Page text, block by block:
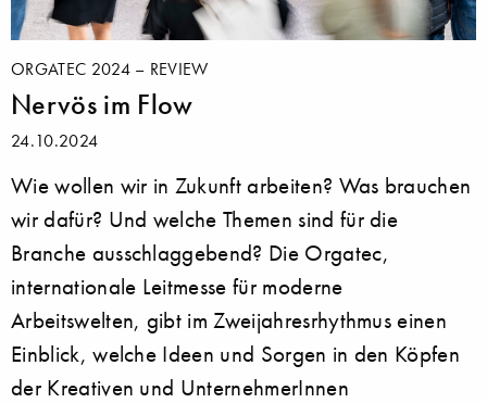
ORGATEC 2024 – REVIEW
Nervös im Flow
24.10.2024
Wie wollen wir in Zukunft arbeiten? Was brauchen
wir dafür? Und welche Themen sind für die
Branche ausschlaggebend? Die Orgatec,
internationale Leitmesse für moderne
Arbeitswelten, gibt im Zweijahresrhythmus einen
Einblick, welche Ideen und Sorgen in den Köpfen
der Kreativen und UnternehmerInnen